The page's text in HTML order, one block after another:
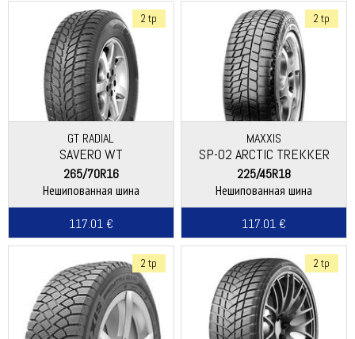
2 tp
GT RADIAL
SAVERO WT
265/70R16
Нешипованная шина
117.01 €
2 tp
MAXXIS
SP-02 ARCTIC TREKKER
225/45R18
Нешипованная шина
117.01 €
2 tp 2 tp